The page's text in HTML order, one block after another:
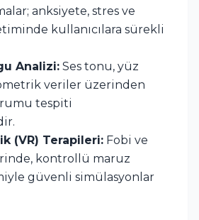
anksiyete, stres ve
kullanıcılara sürekli
Analizi: Ses tonu, yüz
veriler üzerinden
tespiti
(VR) Terapileri: Fobi ve
kontrollü maruz
güvenli simülasyonlar